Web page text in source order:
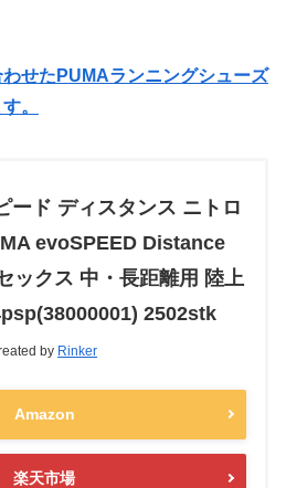
わせたPUMAランニングシューズ
。
ード ディスタンス ニトロ
evoSPEED Distance
ックス 中・長距離用 陸上
2502stk
by Rinker
Amazon
楽天市場